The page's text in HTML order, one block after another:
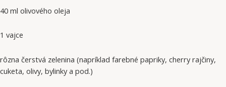
40 ml olivového oleja
1 vajce
rôzna čerstvá zelenina (napríklad farebné papriky, cherry rajčiny,
cuketa, olivy, bylinky a pod.)